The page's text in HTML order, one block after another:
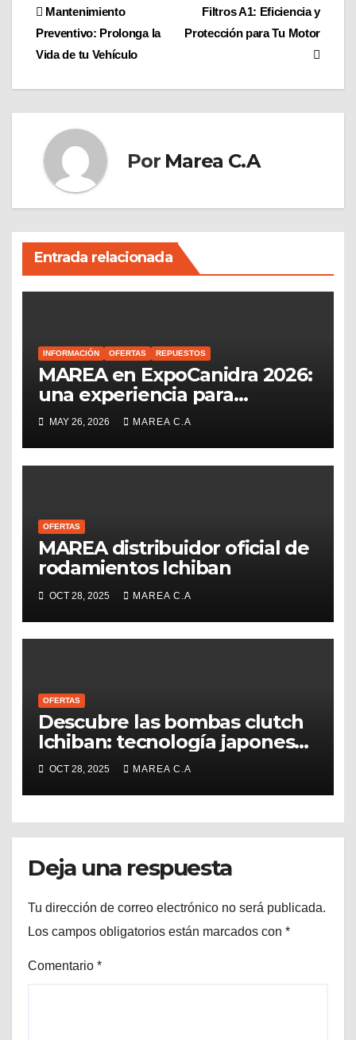
Navegación
de
entradas
Filtros A1: Eficiencia y
Protección para Tu Motor
Mantenimiento
Preventivo: Prolonga la
Vida de tu Vehículo
Por Marea C.A
Entrada relacionada
INFORMACIÓN OFERTAS REPUESTOS
MAREA en ExpoCanidra 2026:
una experiencia para
conectar, crecer y seguir
impulsando el sector
repuestero venezolano
MAY 26, 2026 MAREA C.A
OFERTAS
MAREA distribuidor oficial de
rodamientos Ichiban
OCT 28, 2025 MAREA C.A
OFERTAS
Descubre las bombas clutch
Ichiban: tecnología japonesa
disponible en Venezuela con
MAREA C.A.
OCT 28, 2025 MAREA C.A
Deja una respuesta
Tu dirección de correo electrónico no será publicada.
Los campos obligatorios están marcados con *
Comentario *